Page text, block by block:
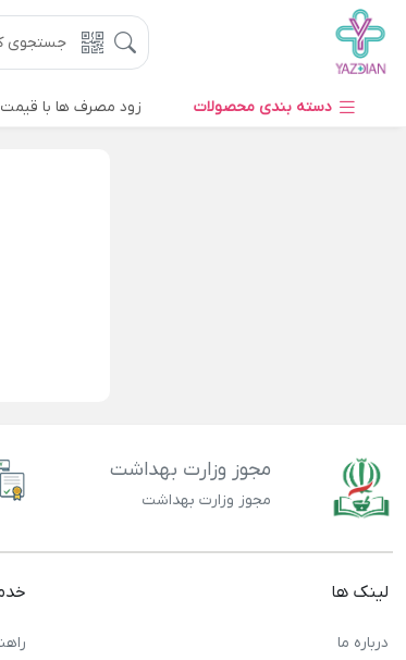
دسته بندی محصولات زود مصرف ها با قیمت
مجوز وزارت بهداشت
مجوز وزارت بهداشت
لینک ها
درباره ما